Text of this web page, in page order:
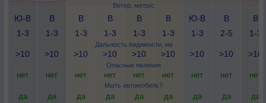
Ветер, метр/с
Дальность видимости, км
Опасные явления
Мыть автомобиль?
Ю-В
1-3
В
1-3
В
1-3
В
1-3
В
1-3
В
1-3
Ю-В
1-3
В
2-5
В
1-3
>10 >10 >10 >10 >10 >10 >10 >10 >10
нет нет нет нет нет нет нет нет нет
да да да да да да да да да